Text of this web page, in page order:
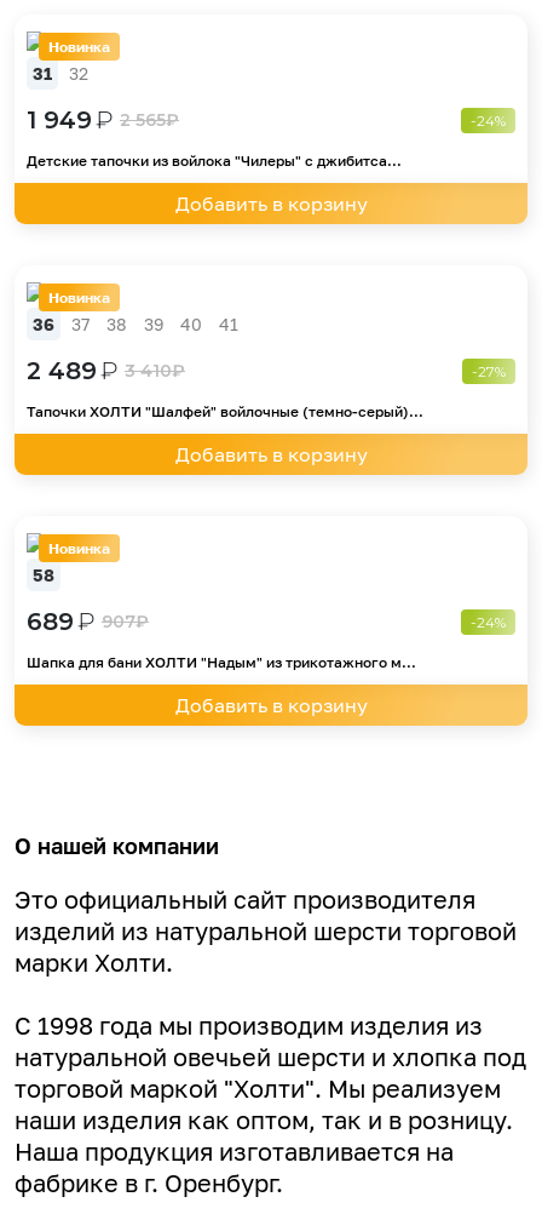
Новинка
31 32
1 949₽ 2 565₽ -24%
Детские тапочки из войлока "Чилеры" с джибитса...
Добавить в корзину
Новинка
36 37 38 39 40 41
2 489₽ 3 410₽ -27%
Тапочки ХОЛТИ "Шалфей" войлочные (темно-серый)...
Добавить в корзину
Новинка
58
689₽ 907₽ -24%
Шапка для бани ХОЛТИ "Надым" из трикотажного м...
Добавить в корзину
О нашей компании
Это официальный сайт производителя
изделий из натуральной шерсти торговой
марки Холти.
С 1998 года мы производим изделия из
натуральной овечьей шерсти и хлопка под
торговой маркой "Холти". Мы реализуем
наши изделия как оптом, так и в розницу.
Наша продукция изготавливается на
фабрике в г. Оренбург.